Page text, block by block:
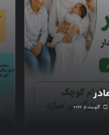
آگوست ۵, ۲۰۲۶